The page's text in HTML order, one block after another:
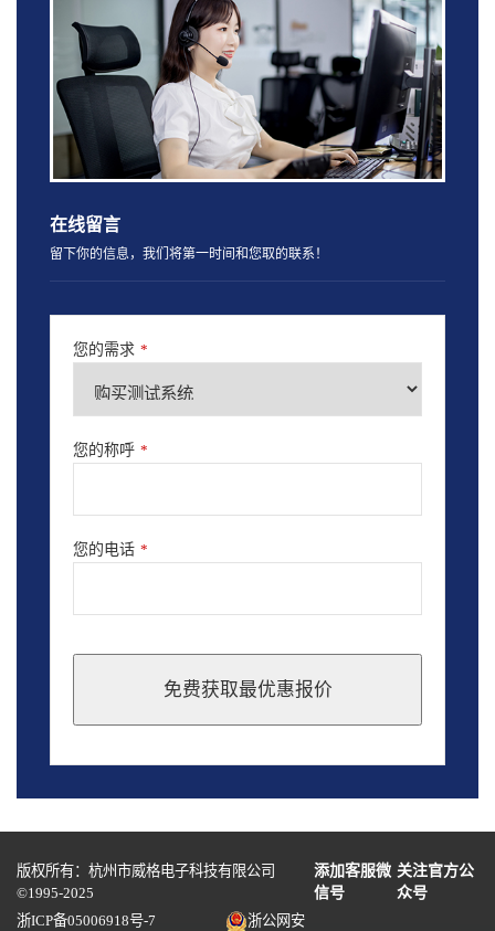
在线留言
留下你的信息，我们将第一时间和您取的联系！
您的需求 *
您的称呼 *
您的电话 *
免费获取最优惠报价
should
blank
版权所有：杭州市威格电子科技有限公司
©1995-2025
添加客服微
信号
关注官方公
众号
浙ICP备05006918号-7
浙公网安